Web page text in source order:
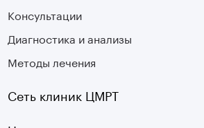
Петроградская
Лаборатория движения
Московская
Озерки
Консультации
Диагностика и анализы
МРТ
Методы лечения
Сеть клиник ЦМРТ